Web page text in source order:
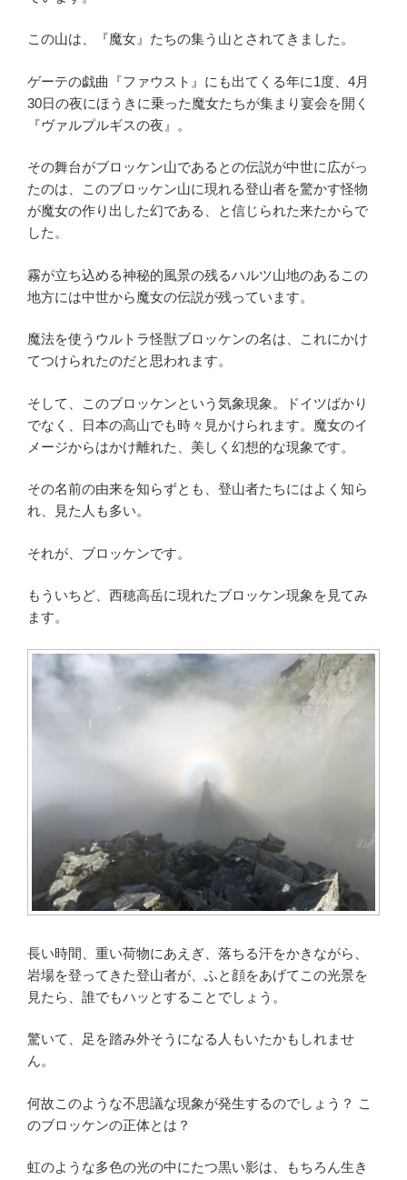
この山は、『魔女』たちの集う山とされてきました。
ゲーテの戯曲『ファウスト』にも出てくる年に1度、4月
30日の夜にほうきに乗った魔女たちが集まり宴会を開く
『ヴァルプルギスの夜』。
その舞台がブロッケン山であるとの伝説が中世に広がっ
たのは、このブロッケン山に現れる登山者を驚かす怪物
が魔女の作り出した幻である、と信じられた来たからで
した。
霧が立ち込める神秘的風景の残るハルツ山地のあるこの
地方には中世から魔女の伝説が残っています。
魔法を使うウルトラ怪獣ブロッケンの名は、これにかけ
てつけられたのだと思われます。
そして、このブロッケンという気象現象。ドイツばかり
でなく、日本の高山でも時々見かけられます。魔女のイ
メージからはかけ離れた、美しく幻想的な現象です。
その名前の由来を知らずとも、登山者たちにはよく知ら
れ、見た人も多い。
それが、ブロッケンです。
もういちど、西穂高岳に現れたブロッケン現象を見てみ
ます。
長い時間、重い荷物にあえぎ、落ちる汗をかきながら、
岩場を登ってきた登山者が、ふと顔をあげてこの光景を
見たら、誰でもハッとすることでしょう。
驚いて、足を踏み外そうになる人もいたかもしれませ
ん。
何故このような不思議な現象が発生するのでしょう？ こ
のブロッケンの正体とは？
虹のような多色の光の中にたつ黒い影は、もちろん生き